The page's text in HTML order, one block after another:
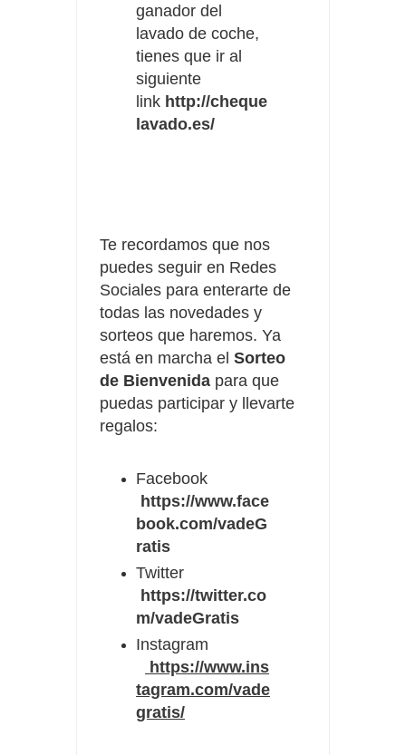
ganador del
lavado de coche,
tienes que ir al
siguiente
link http://cheque
lavado.es/
Te recordamos que nos
puedes seguir en Redes
Sociales para enterarte de
todas las novedades y
sorteos que haremos. Ya
está en marcha el Sorteo
de Bienvenida para que
puedas participar y llevarte
regalos:
Facebook
https://www.face
book.com/vadeG
ratis
Twitter
https://twitter.co
m/vadeGratis
Instagram
https://www.ins
tagram.com/vade
gratis/